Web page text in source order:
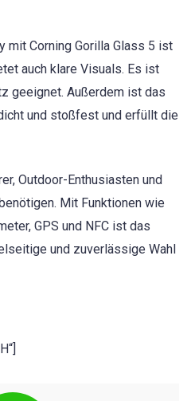
mit Corning Gorilla Glass 5 ist
auch klare Visuals. Es ist
geeignet. Außerdem ist das
und stoßfest und erfüllt die
Outdoor-Enthusiasten und
Mit Funktionen wie
GPS und NFC ist das
und zuverlässige Wahl